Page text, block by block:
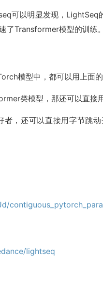
,
=0.1,
=0.1,
可以明显发现，
了Transformer模型的训练。
模型中，都可以用上面
类模型，那还可以直
者，还可以直接用字节跳
lightseq